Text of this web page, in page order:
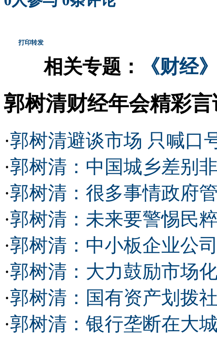
打印转发
相关专题： 《财经
郭树清财经年会精彩
·郭树清避谈市场 只喊口
·郭树清：中国城乡差别
·郭树清：很多事情政府
·郭树清：未来要警惕民
·郭树清：中小板企业公
·郭树清：大力鼓励市场
·郭树清：国有资产划拨
·郭树清：银行垄断在大